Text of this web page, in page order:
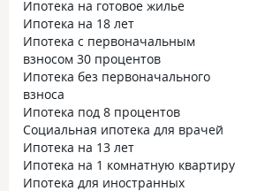
Ипотека на готовое жилье
Ипотека на 18 лет
Ипотека с первоначальным
взносом 30 процентов
Ипотека без первоначального
взноса
Ипотека под 8 процентов
Социальная ипотека для врачей
Ипотека на 13 лет
Ипотека на 1 комнатную квартиру
Ипотека для иностранных